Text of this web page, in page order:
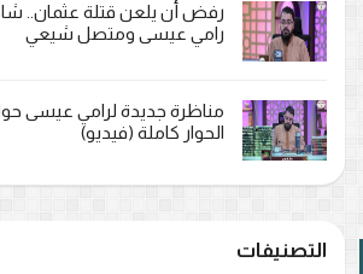
رفض أن يلعن قتلة عثمان..
رامي عيسى ومتصل شيعي
مناظرة جديدة لرامي عيسى
الحوار كاملة (فيديو)
التصنيفات